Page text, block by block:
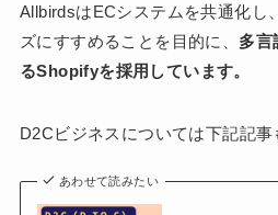
AllbirdsはECシステムを共通化し
ズにすすめることを目的に、 多言
るShopifyを採用しています。
D2Cビジネスについては下記記事
あわせて読みたい